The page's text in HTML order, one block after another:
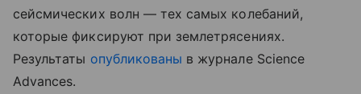
сейсмических волн — тех самых колебаний,
которые фиксируют при землетрясениях.
Результаты опубликованы в журнале Science
Advances.